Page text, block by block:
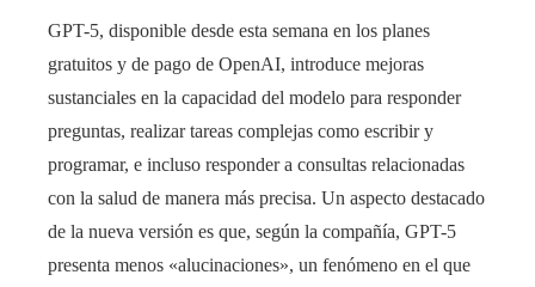
GPT-5, disponible desde esta semana en los planes
gratuitos y de pago de OpenAI, introduce mejoras
sustanciales en la capacidad del modelo para responder
preguntas, realizar tareas complejas como escribir y
programar, e incluso responder a consultas relacionadas
con la salud de manera más precisa. Un aspecto destacado
de la nueva versión es que, según la compañía, GPT-5
presenta menos «alucinaciones», un fenómeno en el que